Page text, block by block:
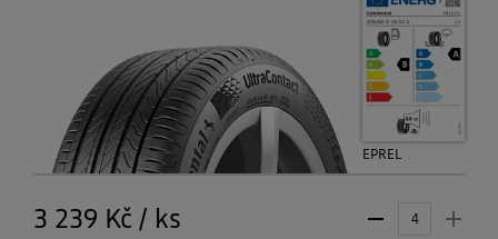
EPREL
3 239 Kč / ks